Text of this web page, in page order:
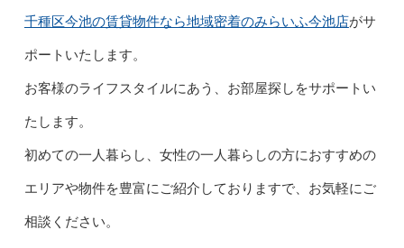
千種区今池の賃貸物件なら地域密着のみらいふ今池店がサ
ポートいたします。
お客様のライフスタイルにあう、お部屋探しをサポートい
たします。
初めての一人暮らし、女性の一人暮らしの方におすすめの
エリアや物件を豊富にご紹介しておりますで、お気軽にご
相談ください。